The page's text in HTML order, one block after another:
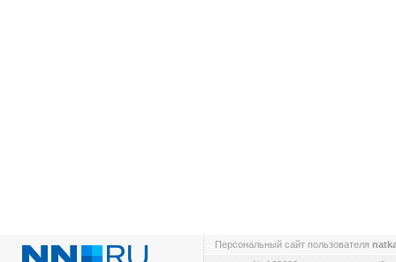
Персональный сайт пользователя